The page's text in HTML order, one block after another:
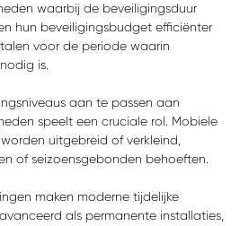
waarbij de beveiligingsduur
hun beveiligingsbudget efficiënter
voor de periode waarin
is.
aan te passen aan
speelt een cruciale rol. Mobiele
uitgebreid of verkleind,
of seizoensgebonden behoeften.
maken moderne tijdelijke
als permanente installaties,